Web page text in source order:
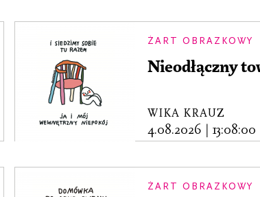
ŻART OBRAZKOWY
Nieodłączny
WIKA KRAUZ
4.08.2026 13:08:00
ŻART OBRAZKOWY